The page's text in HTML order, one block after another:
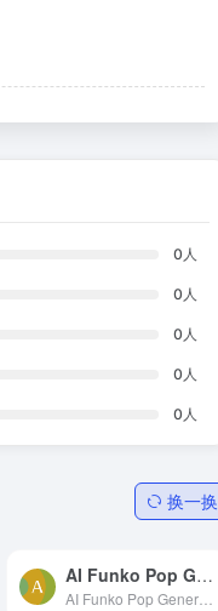
0 人
0 人
0 人
0 人
0 人
换一换
AI Funko Pop Generator